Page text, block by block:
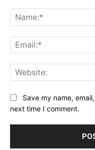
Save my name,
next time I comment.